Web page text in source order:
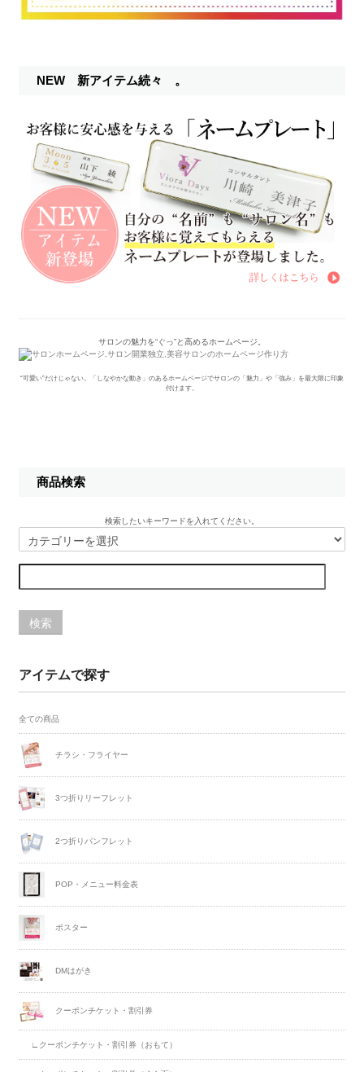
NEW 新アイテム続々 。
サロンの魅力を“ぐっ”と高めるホームページ。
“可愛い”だけじゃない。「しなやかな動き」のあるホームページでサロンの「魅力」や「強み」を最大限に印象
付けます。
商品検索
検索したいキーワードを入れてください。
検索
アイテムで探す
全ての商品
チラシ・フライヤー
3つ折りリーフレット
2つ折りパンフレット
POP・メニュー料金表
ポスター
DMはがき
クーポンチケット・割引券
∟クーポンチケット・割引券（おもて）